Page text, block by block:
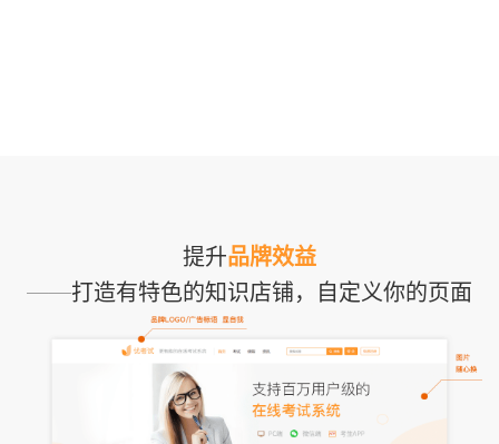
提升品牌效益
——打造有特色的知识店铺，自定义你的页面